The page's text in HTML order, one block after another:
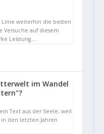
Linie weiterhin die besten
Versuche auf diesem
Leistung.…
im Wandel
Text aus der Seele, weil
in den letzten Jahren